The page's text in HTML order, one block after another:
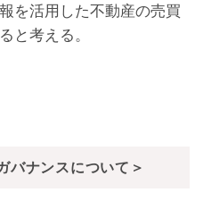
を活用した不動産の売買
と考える。
バナンスについて＞